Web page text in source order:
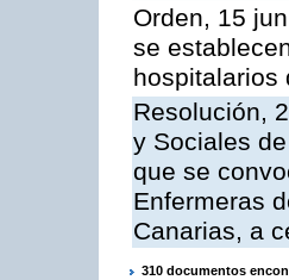
Orden, 15
se
hospitalarios
Resolución,
y Sociales
que se
Enfermeras
Canarias, a
310 documentos